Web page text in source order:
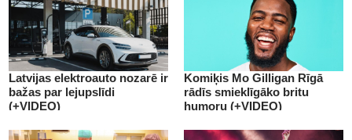
Latvijas elektroauto nozarē ir
bažas par lejupslīdi
(+VIDEO)
Komiķis Mo Gilligan Rīgā
rādīs smieklīgāko britu
humoru (+VIDEO)